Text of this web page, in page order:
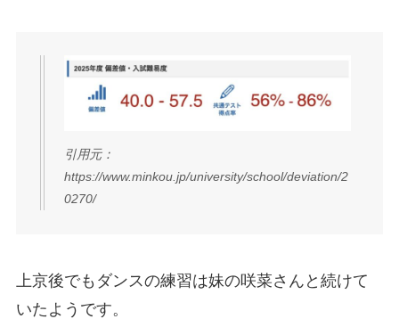
引用元：
https://www.minkou.jp/university/school/deviation/2
0270/
上京後でもダンスの練習は妹の咲菜さんと続けて
いたようです。